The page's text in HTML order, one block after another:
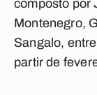
composto por
Montenegro,
Sangalo,
partir de